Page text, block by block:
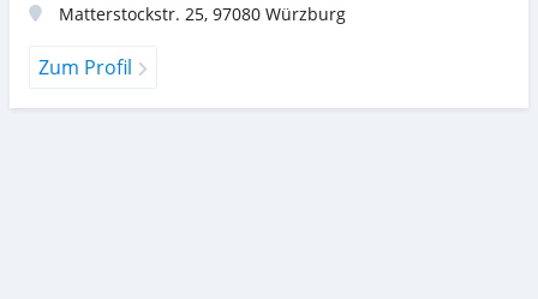
Matterstockstr. 25, 97080 Würzburg
Zum Profil